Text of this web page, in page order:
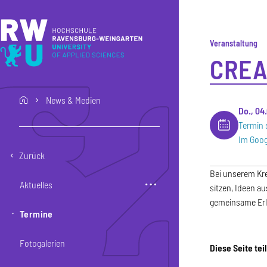
home News & Medien
Zurück
Aktuelles
Termine
Fotogalerien
Veranstaltung
Do.,
Termin
Im
Bei unserem
sitzen, Ideen
gemeinsame
Diese Seite